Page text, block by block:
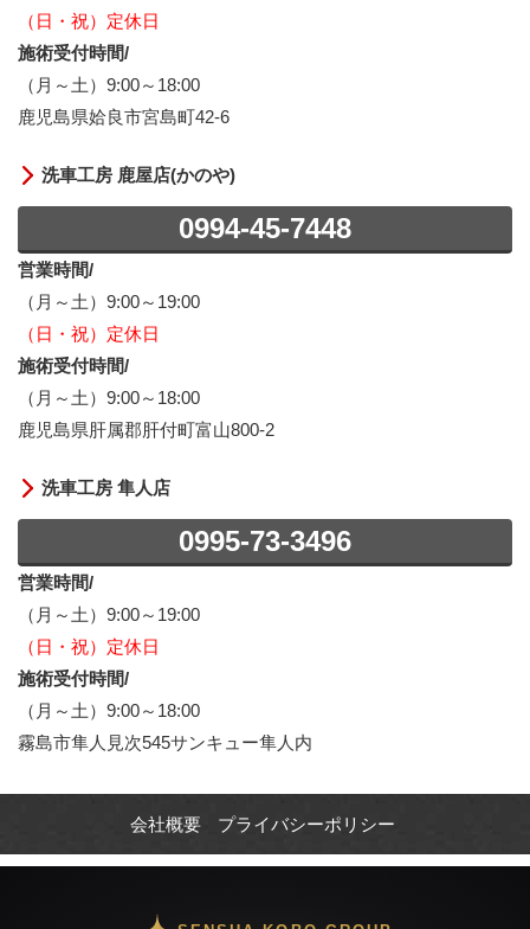
（日・祝）定休日
施術受付時間/
（月～土）9:00～18:00
鹿児島県姶良市宮島町42-6
洗車工房 鹿屋店(かのや)
0994-45-7448
営業時間/
（月～土）9:00～19:00
（日・祝）定休日
施術受付時間/
（月～土）9:00～18:00
鹿児島県肝属郡肝付町富山800-2
洗車工房 隼人店
0995-73-3496
営業時間/
（月～土）9:00～19:00
（日・祝）定休日
施術受付時間/
（月～土）9:00～18:00
霧島市隼人見次545サンキュー隼人内
会社概要 プライバシーポリシー